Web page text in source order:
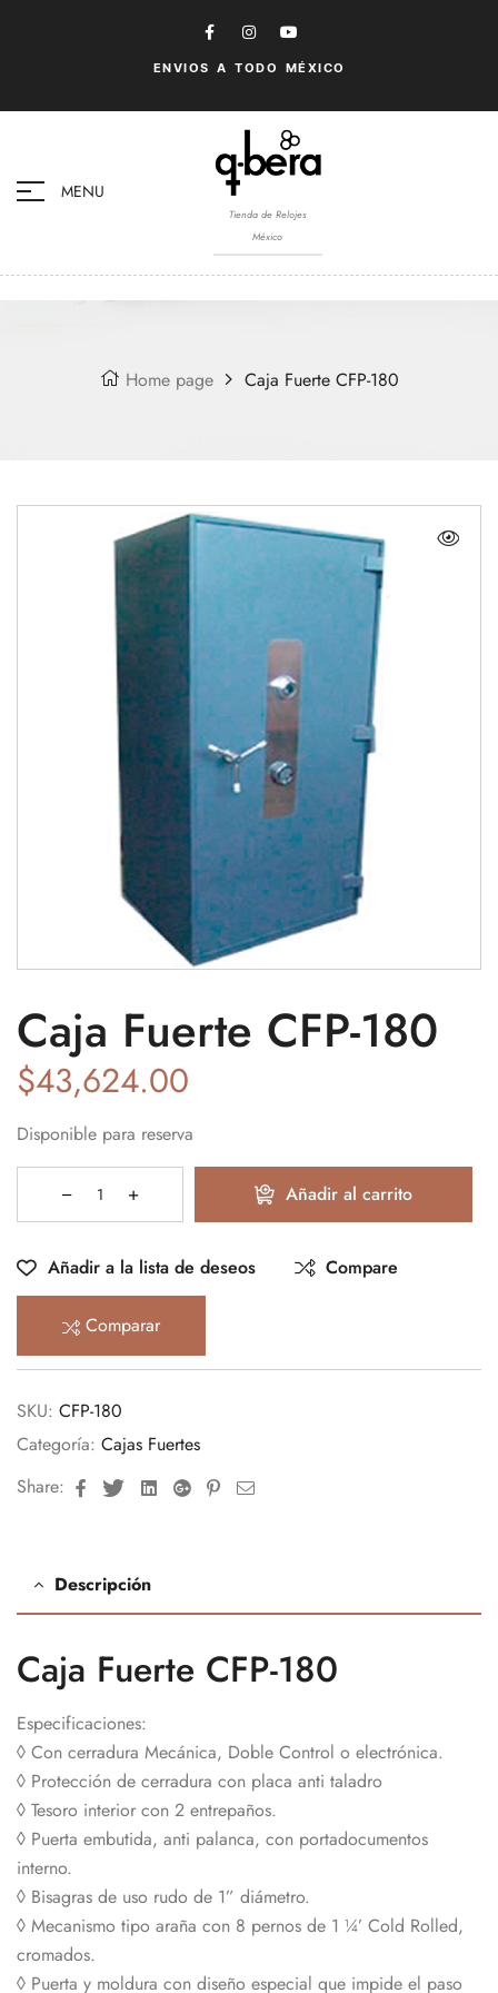
ENVIOS A TODO MÉXICO
MENU
Tienda de Relojes
México
Home page Caja Fuerte CFP-180
Caja Fuerte CFP-180
$43,624.00
Disponible para reserva
Añadir al carrito
Añadir a la lista de deseos Compare
Comparar
SKU: CFP-180
Categoría: Cajas Fuertes
Share:
FacebookTwitterLinkedinGoogle+Pinterest
Email
Descripción
Caja Fuerte CFP-180
Especificaciones:
◊ Con cerradura Mecánica, Doble Control o electrónica.
◊ Protección de cerradura con placa anti taladro
◊ Tesoro interior con 2 entrepaños.
◊ Puerta embutida, anti palanca, con portadocumentos
interno.
◊ Bisagras de uso rudo de 1” diámetro.
◊ Mecanismo tipo araña con 8 pernos de 1 ¼’ Cold Rolled,
cromados.
◊ Puerta y moldura con diseño especial que impide el paso